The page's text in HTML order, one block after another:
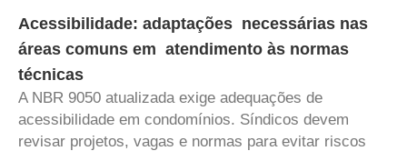
Acessibilidade: adaptações necessárias nas
áreas comuns em atendimento às normas
técnicas
A NBR 9050 atualizada exige adequações de
acessibilidade em condomínios. Síndicos devem
revisar projetos, vagas e normas para evitar riscos